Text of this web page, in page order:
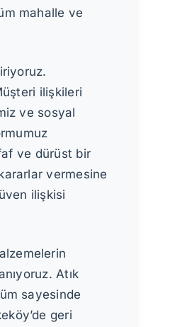
mahalle ve
ilişkileri
ve sosyal
ve dürüst bir
vermesine
ilişkisi
Atık
sayesinde
geri